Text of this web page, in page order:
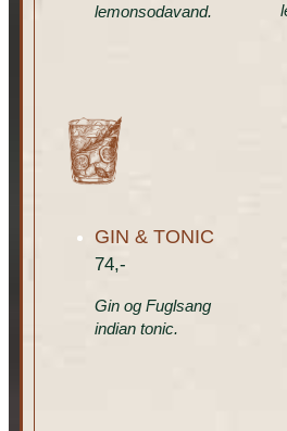
lemonsodavand.
GIN & TONIC
74,-
Gin og Fuglsang
indian tonic.